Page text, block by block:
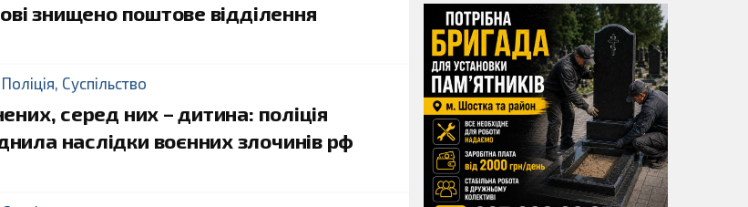
знищено поштове відділення
Поліція, Суспільство
серед них – дитина: поліція
наслідки воєнних злочинів рф